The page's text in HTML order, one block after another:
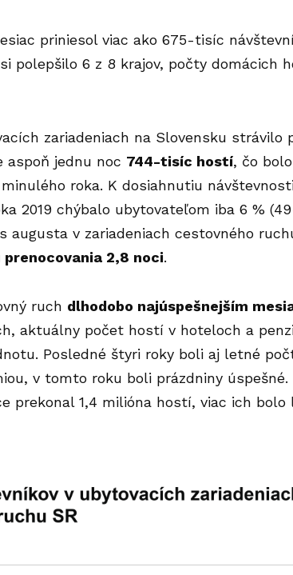
priniesol viac ako 675-tisíc
polepšilo 6 z 8 krajov, počty domácich
zariadeniach na Slovensku strávilo
aspoň jednu noc 744-tisíc hostí, čo bolo
roka. K dosiahnutiu
2019 chýbalo ubytovateľom iba 6 %
augusta v zariadeniach cestovného
2,8 noci.
ruch dlhodobo najúspešnejším
aktuálny počet hostí v hoteloch a
Posledné štyri roky boli aj letné
v tomto roku boli prázdniny
prekonal 1,4 milióna hostí, viac ich